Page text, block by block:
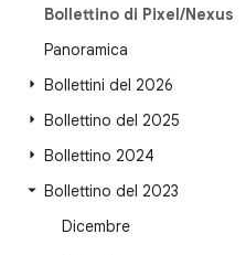
Bollettino di Pixel/Nexus
Panoramica
Bollettini del 2026
Bollettino del 2025
Bollettino 2024
Bollettino del 2023
Dicembre